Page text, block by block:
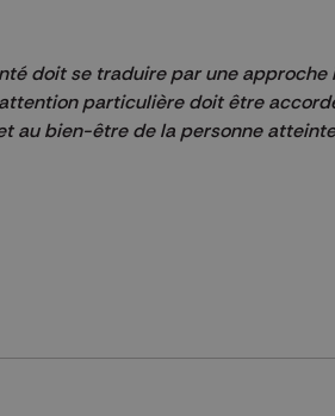
doit se traduire par une
particulière doit être
au bien-être de la personne